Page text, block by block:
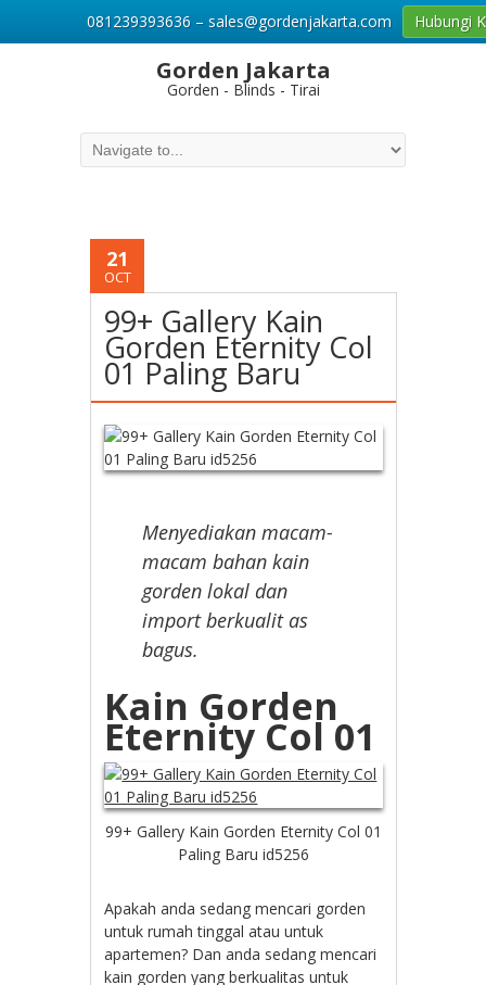
Gorden Jakarta
Gorden - Blinds - Tirai
21
OCT
99+ Gallery Kain
Gorden Eternity Col
01 Paling Baru
Menyediakan macam-
macam bahan kain
gorden lokal dan
import berkualit as
bagus.
Kain Gorden
Eternity Col 01
99+ Gallery Kain Gorden Eternity Col 01
Paling Baru id5256
Apakah anda sedang mencari gorden
untuk rumah tinggal atau untuk
apartemen? Dan anda sedang mencari
kain gorden yang berkualitas untuk
081239393636 – sales@gordenjakarta.com Hubungi